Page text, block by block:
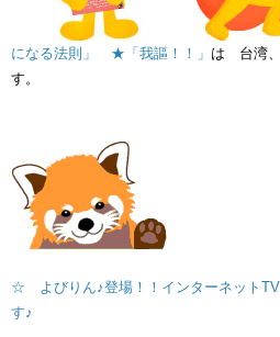
になる法則」 ★「我謳！！」 は 台湾、
す。
☆ よびりん♪登場！！インターネット
す♪